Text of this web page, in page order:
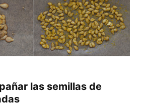
las semillas de